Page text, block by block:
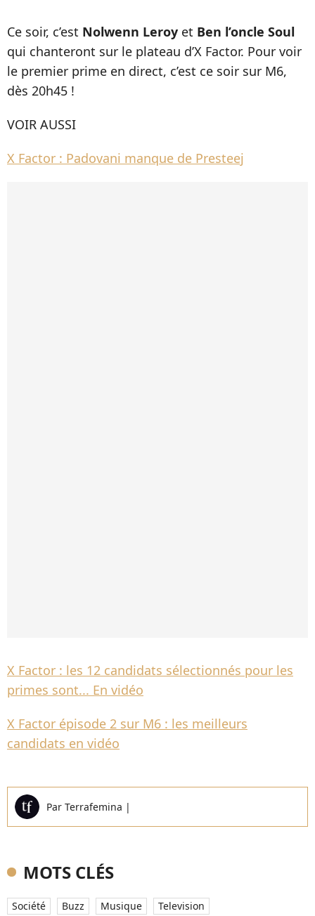
Ce soir, c’est Nolwenn Leroy et Ben l’oncle Soul
qui chanteront sur le plateau d’X Factor. Pour voir
le premier prime en direct, c’est ce soir sur M6,
dès 20h45 !
VOIR AUSSI
X Factor : Padovani manque de Presteej
X Factor : les 12 candidats sélectionnés pour les
primes sont... En vidéo
X Factor épisode 2 sur M6 : les meilleurs
candidats en vidéo
Par Terrafemina |
MOTS CLÉS
Société Buzz Musique Television